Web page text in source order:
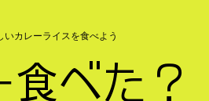
いカレーライスを食べよう